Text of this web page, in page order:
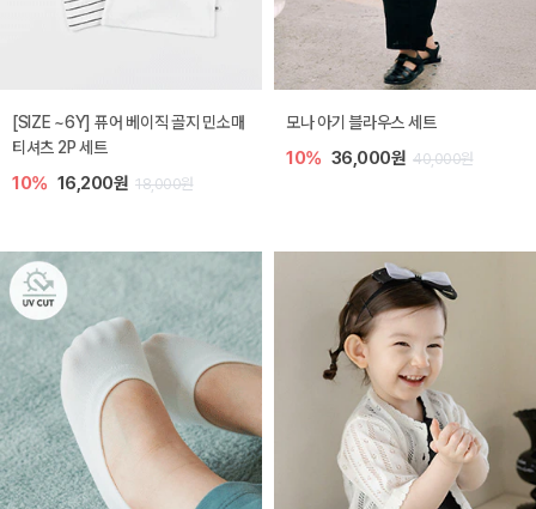
[SIZE ~6Y] 퓨어 베이직 골지 민소매
티셔츠 2P 세트
10% 16,200원 18,000원
모나 아기 블라우스 세트
10% 36,000원 40,000원